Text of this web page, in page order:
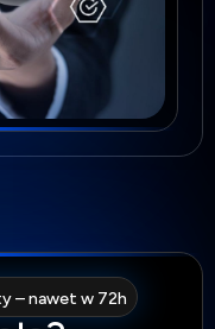
– nawet w 72h